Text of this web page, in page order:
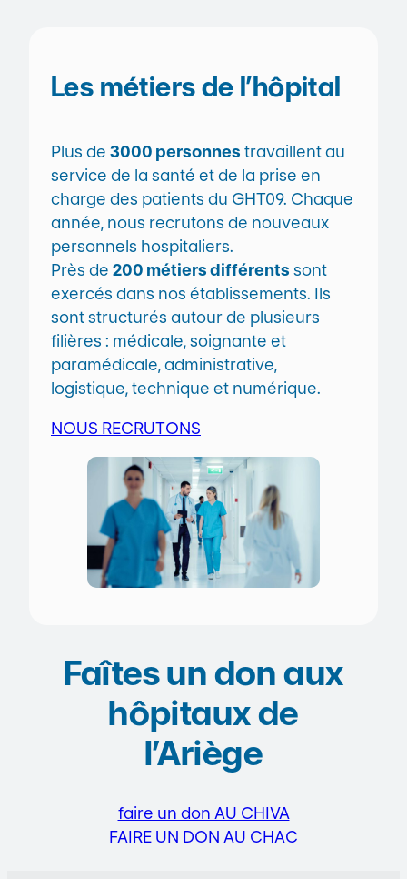
Les métiers de l’hôpital
Plus de 3000 personnes travaillent au
service de la santé et de la prise en
charge des patients du GHT09. Chaque
année, nous recrutons de nouveaux
personnels hospitaliers.
Près de 200 métiers différents sont
exercés dans nos établissements. Ils
sont structurés autour de plusieurs
filières : médicale, soignante et
paramédicale, administrative,
logistique, technique et numérique.
NOUS RECRUTONS
Faîtes un don aux
hôpitaux de
l’Ariège
faire un don AU CHIVA
FAIRE UN DON AU CHAC